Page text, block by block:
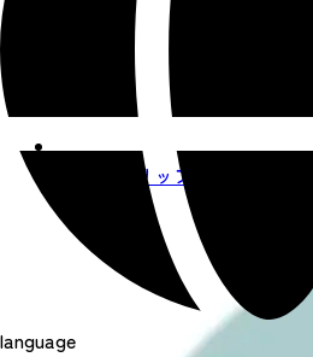
language
ハンドトリップ